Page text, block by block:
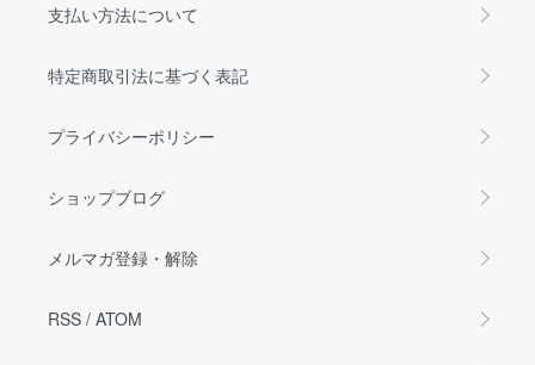
支払い方法について
特定商取引法に基づく表記
プライバシーポリシー
ショップブログ
メルマガ登録・解除
RSS / ATOM